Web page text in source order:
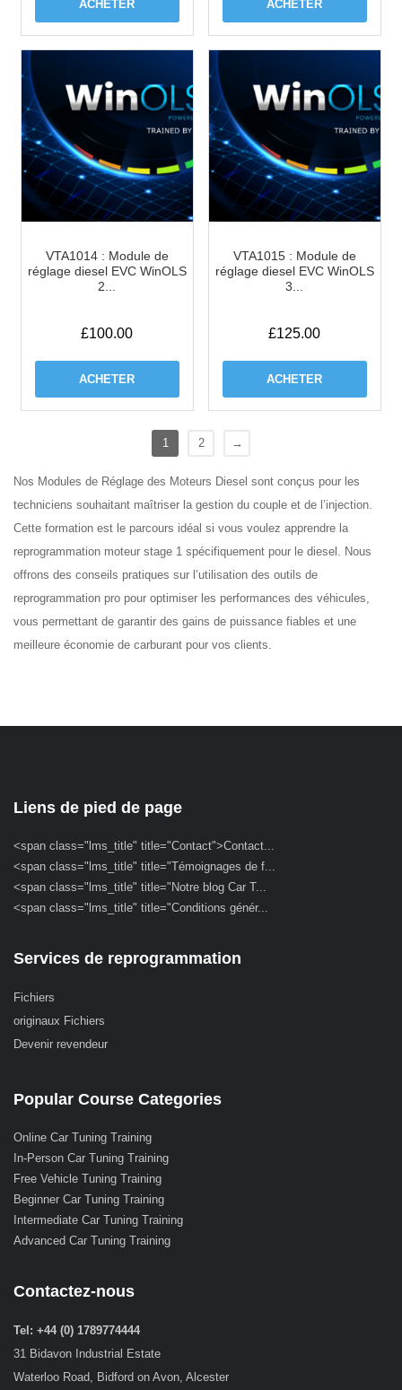
ACHETER ACHETER
VTA1014 : Module de
réglage diesel EVC WinOLS
2...
£100.00
ACHETER
VTA1015 : Module de
réglage diesel EVC WinOLS
3...
£125.00
ACHETER
1 2 →
Nos Modules de Réglage des Moteurs Diesel sont conçus pour les
techniciens souhaitant maîtriser la gestion du couple et de l’injection.
Cette formation est le parcours idéal si vous voulez apprendre la
reprogrammation moteur stage 1 spécifiquement pour le diesel. Nous
offrons des conseils pratiques sur l’utilisation des outils de
reprogrammation pro pour optimiser les performances des véhicules,
vous permettant de garantir des gains de puissance fiables et une
meilleure économie de carburant pour vos clients.
Liens de pied de page
<span class="lms_title" title="Contact">Contact...
<span class="lms_title" title="Témoignages de f...
<span class="lms_title" title="Notre blog Car T...
<span class="lms_title" title="Conditions génér...
Services de reprogrammation
Fichiers
originaux Fichiers
Devenir revendeur
Popular Course Categories
Online Car Tuning Training
In-Person Car Tuning Training
Free Vehicle Tuning Training
Beginner Car Tuning Training
Intermediate Car Tuning Training
Advanced Car Tuning Training
Contactez-nous
Tel: +44 (0) 1789774444
31 Bidavon Industrial Estate
Waterloo Road, Bidford on Avon, Alcester